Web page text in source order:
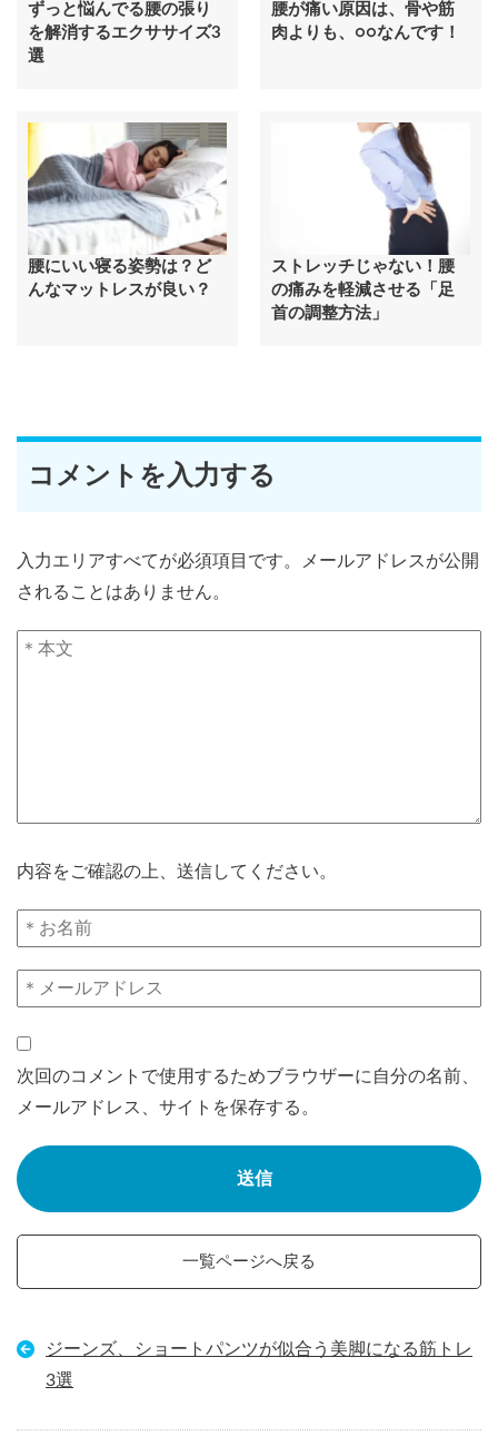
ずっと悩んでる腰の張り
を解消するエクササイズ3
選
腰が痛い原因は、骨や筋
肉よりも、○○なんです！
腰にいい寝る姿勢は？ど
んなマットレスが良い？
ストレッチじゃない！腰
の痛みを軽減させる「足
首の調整方法」
コメントを入力する
入力エリアすべてが必須項目です。メールアドレスが公開
されることはありません。
内容をご確認の上、送信してください。
次回のコメントで使用するためブラウザーに自分の名前、
メールアドレス、サイトを保存する。
一覧ページへ戻る
ジーンズ、ショートパンツが似合う美脚になる筋トレ
3選